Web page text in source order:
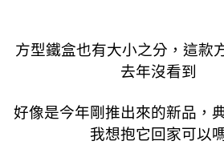
方型鐵盒也有大小之分，這款
去年沒看到
好像是今年剛推出來的新品，
我想抱它回家可以